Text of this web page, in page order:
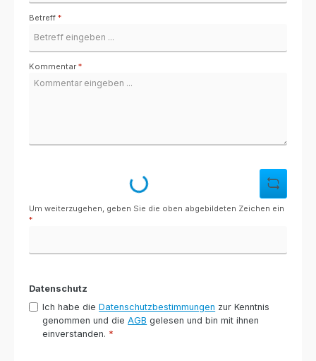
Betreff *
Kommentar *
Loading...
Um weiterzugehen, geben Sie die oben abgebildeten Zeichen ein
*
Datenschutz
Ich habe dieDatenschutzbestimmungen zur Kenntnis
genommen und dieAGB gelesen und bin mit ihnen
einverstanden. *